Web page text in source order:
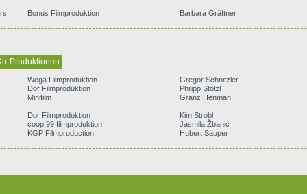
Bonus Filmproduktion Barbara Gräftner
Produktionen
Wega Filmproduktion
Gregor Schnitzler
Dor Filmproduktion
Philipp Stölzl
Minifilm
Granz Henman
Dor Filmproduktion
Kim Strobl
coop 99 filmproduktion
Jasmila Žbanić
KGP Filmproduction
Hubert Sauper